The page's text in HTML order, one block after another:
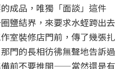
成品，唯獨「面談」這件
鹽結界，來要求水蛭跨出去
室裝修店門前，傳了幾張扎
門的長相彷彿無聲地告訴過
備前不要推開——當然還是有